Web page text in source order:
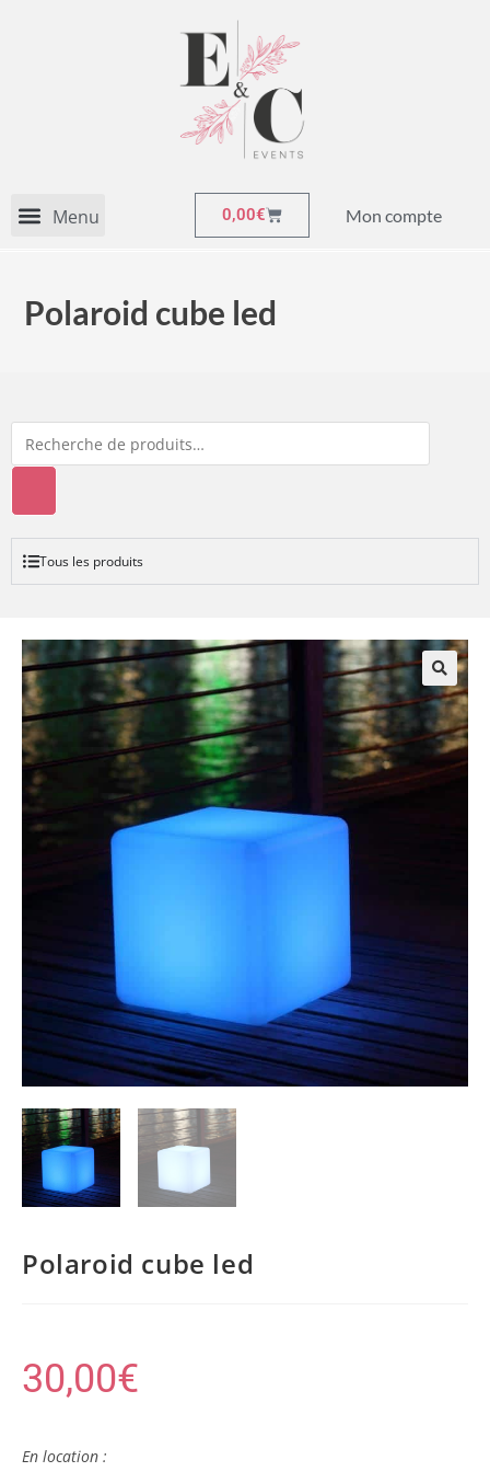
0,00€ Mon compte
Polaroid cube led
Tous les produits
🔍
Polaroid cube led
30,00€
En location :